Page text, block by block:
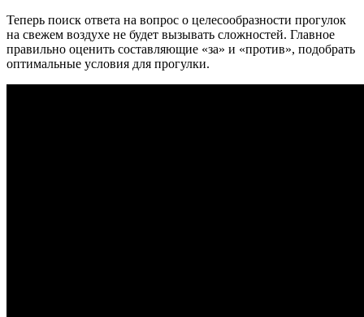
Теперь поиск ответа на вопрос о целесообразности прогулок
на свежем воздухе не будет вызывать сложностей. Главное
правильно оценить составляющие «за» и «против», подобрать
оптимальные условия для прогулки.